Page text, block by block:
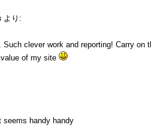
より:
clever work and reporting! Carry
of my site
seems handy handy